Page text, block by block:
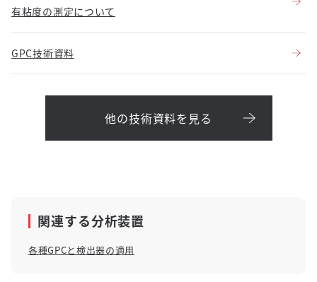
有粘度の測定について
GPC技術資料
他の技術資料を見る
関連する分析装置
各種GPCと検出器の適用